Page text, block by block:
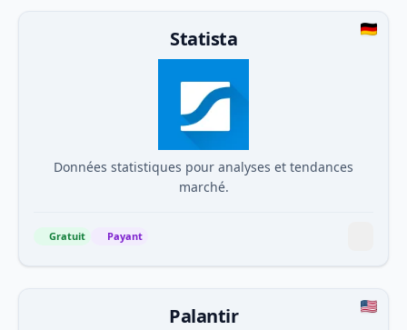
Statista
Données statistiques pour analyses et tendances
marché.
Gratuit Payant
Palantir